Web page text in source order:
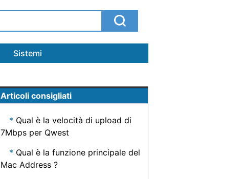
Sistemi
Articoli consigliati
Qual è la velocità di upload di
7Mbps per Qwest
Qual è la funzione principale del
Mac Address ?